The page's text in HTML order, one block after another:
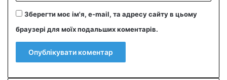
Зберегти моє ім'я, e-mail, та адресу сайту в цьому
браузері для моїх подальших коментарів.